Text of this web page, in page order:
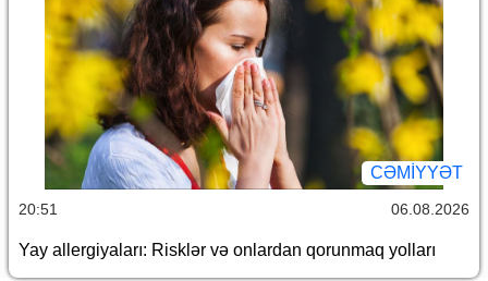
CƏMİYYƏT
20:51 06.08.2026
Yay allergiyaları: Risklər və onlardan qorunmaq yolları